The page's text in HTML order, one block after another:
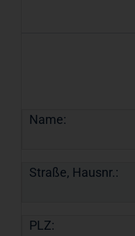
Name:
Straße, Hausnr.:
PLZ: